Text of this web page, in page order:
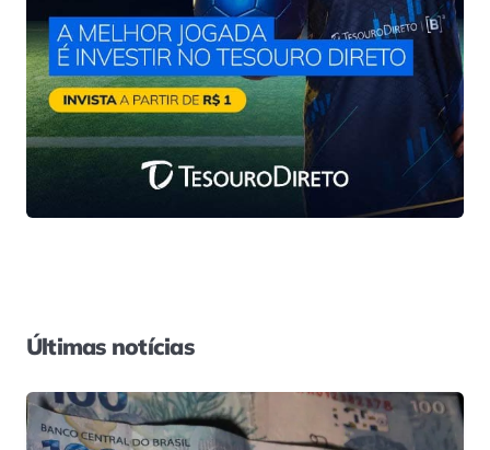
Últimas notícias